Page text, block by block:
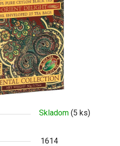
Skladom (5 ks)
1614